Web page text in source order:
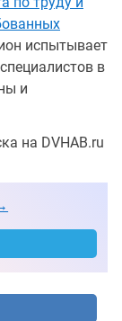
испытывает
в
и
на DVHAB.ru